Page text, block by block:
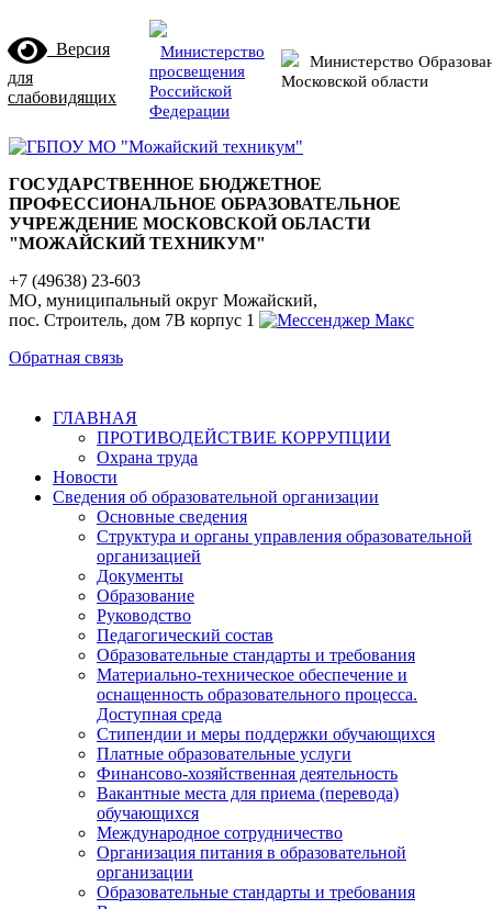
Версия
для
слабовидящих
Министерство
просвещения
Российской
Федерации
Министерство
Московской области
ГОСУДАРСТВЕННОЕ БЮДЖЕТНОЕ
ПРОФЕССИОНАЛЬНОЕ ОБРАЗОВАТЕЛЬНОЕ
УЧРЕЖДЕНИЕ МОСКОВСКОЙ ОБЛАСТИ
"МОЖАЙСКИЙ ТЕХНИКУМ"
+7 (49638) 23-603
МО, муниципальный округ Можайский,
пос. Строитель, дом 7В корпус 1
Обратная связь
ГЛАВНАЯ
ПРОТИВОДЕЙСТВИЕ КОРРУПЦИИ
Охрана труда
Новости
Сведения об образовательной организации
Основные сведения
Структура и органы управления образовательной
организацией
Документы
Образование
Руководство
Педагогический состав
Образовательные стандарты и требования
Материально-техническое обеспечение и
оснащенность образовательного процесса.
Доступная среда
Стипендии и меры поддержки обучающихся
Платные образовательные услуги
Финансово-хозяйственная деятельность
Вакантные места для приема (перевода)
обучающихся
Международное сотрудничество
Организация питания в образовательной
организации
Образовательные стандарты и требования